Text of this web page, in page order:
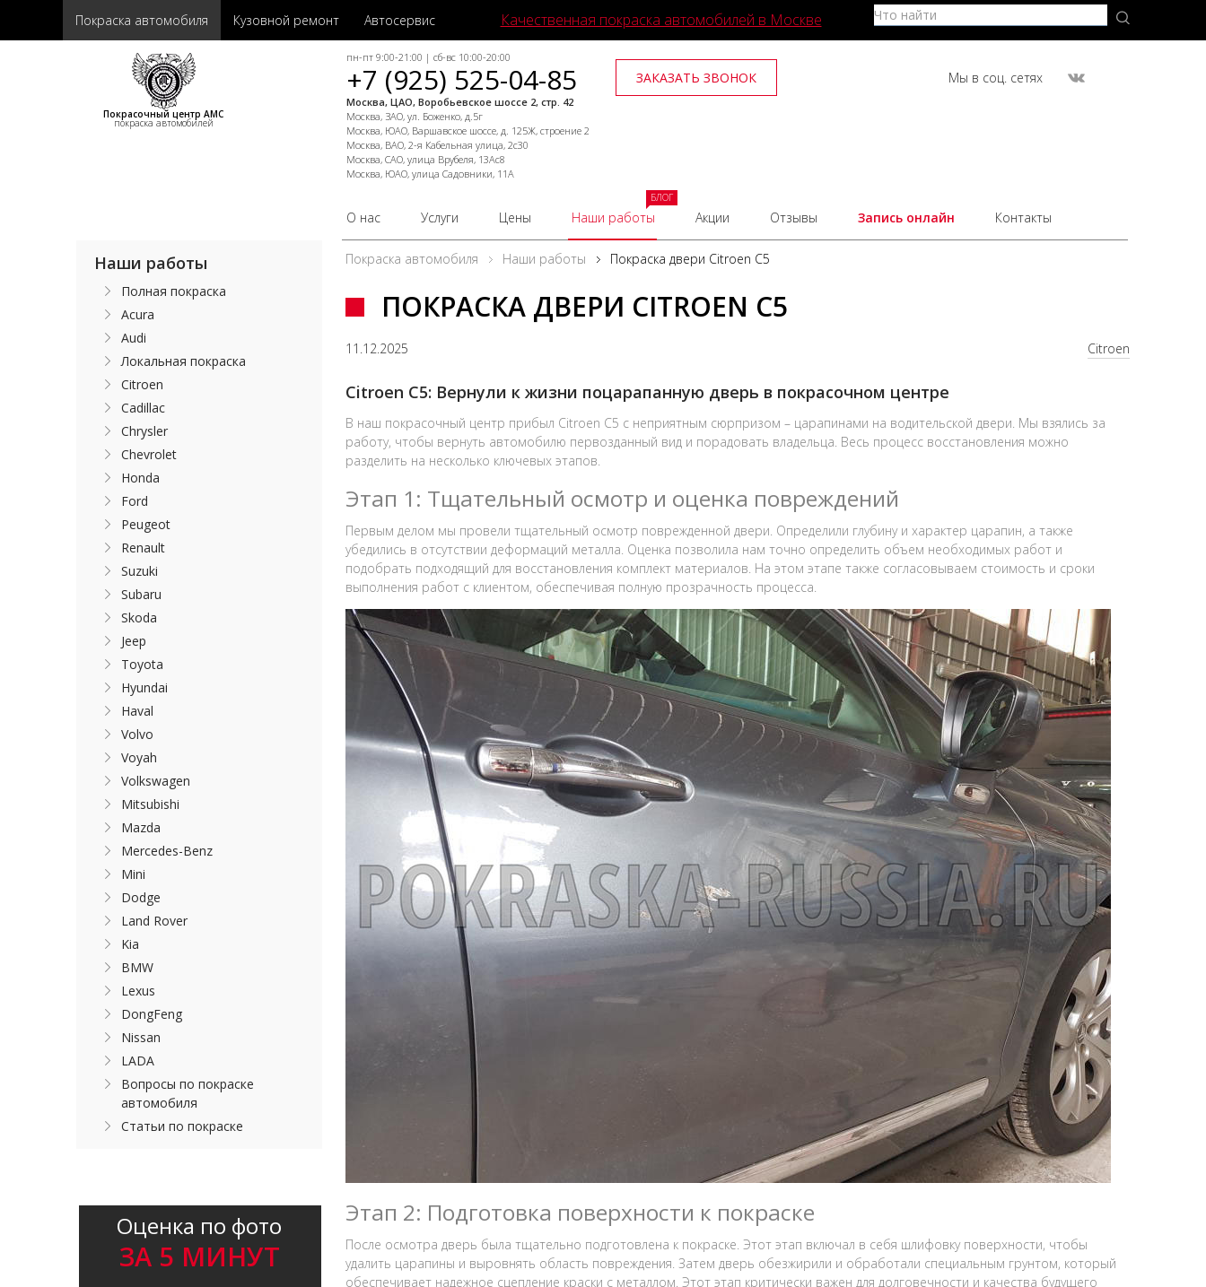
Покраска автомобиля Кузовной ремонт Автосервис Качественная покраска автомобилей в Москве
Покрасочный центр АМС
покраска автомобилей
пн-пт 9:00-21:00 | сб-вс 10:00-20:00
+7 (925) 525-04-85
Москва, ЦАО, Воробьевское шоссе 2, стр. 42
Москва, ЗАО, ул. Боженко, д.5г
Москва, ЮАО, Варшавское шоссе, д. 125Ж, строение 2
Москва, ВАО, 2-я Кабельная улица, 2с30
Москва, САО, улица Врубеля, 13Ас8
Москва, ЮАО, улица Садовники, 11А
ЗАКАЗАТЬ ЗВОНОК Мы в соц. сетях
О нас Услуги Цены Наши работы
БЛОГ
Акции Отзывы Запись онлайн Контакты
Покраска автомобиля Наши работы Покраска двери Citroen C5
ПОКРАСКА ДВЕРИ CITROEN C5
11.12.2025 Citroen
Citroen C5: Вернули к жизни поцарапанную дверь в покрасочном центре
В наш покрасочный центр прибыл Citroen C5 с неприятным сюрпризом – царапинами на водительской двери. Мы взялись за
работу, чтобы вернуть автомобилю первозданный вид и порадовать владельца. Весь процесс восстановления можно
разделить на несколько ключевых этапов.
Этап 1: Тщательный осмотр и оценка повреждений
Первым делом мы провели тщательный осмотр поврежденной двери. Определили глубину и характер царапин, а также
убедились в отсутствии деформаций металла. Оценка позволила нам точно определить объем необходимых работ и
подобрать подходящий для восстановления комплект материалов. На этом этапе также согласовываем стоимость и сроки
выполнения работ с клиентом, обеспечивая полную прозрачность процесса.
Этап 2: Подготовка поверхности к покраске
После осмотра дверь была тщательно подготовлена к покраске. Этот этап включал в себя шлифовку поверхности, чтобы
удалить царапины и выровнять область повреждения. Затем дверь обезжирили и обработали специальным грунтом, который
обеспечивает надежное сцепление краски с металлом. Этот этап критически важен для долговечности и качества будущего
Наши работы
Полная покраска
Acura
Audi
Локальная покраска
Citroen
Cadillac
Chrysler
Chevrolet
Honda
Ford
Peugeot
Renault
Suzuki
Subaru
Skoda
Jeep
Toyota
Hyundai
Haval
Volvo
Voyah
Volkswagen
Mitsubishi
Mazda
Mercedes-Benz
Mini
Dodge
Land Rover
Kia
BMW
Lexus
DongFeng
Nissan
LADA
Вопросы по покраске
автомобиля
Статьи по покраске
Оценка по фото
ЗА 5 МИНУТ